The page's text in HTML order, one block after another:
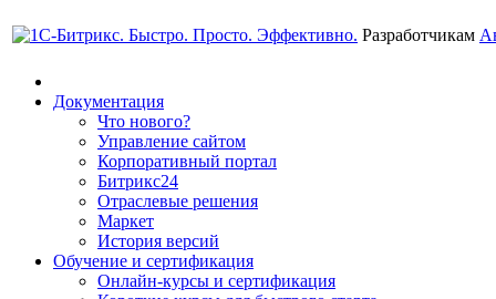
Разработчикам
Документация
Что нового?
Управление сайтом
Корпоративный портал
Битрикс24
Отраслевые решения
Маркет
История версий
Обучение и сертификация
Онлайн-курсы и сертификация